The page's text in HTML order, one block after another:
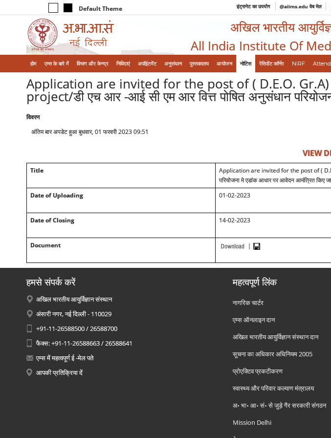
Default Theme इंट्रानेट का उपयोग @aiims.edu वेब मेल
अखिल भारतीय
All India Institute Of
होम एम्‍स के बारे में विभाग और केन्‍द्र निविदाएं अपॉइंटमेंट अनुसंधान पुस्तकालय आयोजन नोटिस रेसिडेंट कॉर्नर NIRF
Application are invited for the post of ( D.E.O.
project/डी एच आर -आई सी एम आर वित्त पोषित अनुसंधान
विवरण
अंतिम बार अपडेट हुआ बुधवार, 01 फरवरी 2023 09:51
VIEW
Title Application are invited for the post of (
परियोजना मे एडांक आधार पर आवेदन आमंत्रित किए
Date of Uploading
01-02-2023
Date of Closing 14-02-2023
Document
हमसे संपर्क करें
अखिल भारतीय आयुर्विज्ञान संस्थान
अंसारी नगर, नई दिल्ली - 110029
+91-11-26588500 / 26588700
फैक्स: +91-11-26588663 / 26588641
एम्स में महत्वपूर्ण ई -मेल पते
आपकी प्रतिक्रिया दें
महत्वपूर्ण लिंक
नागरिक चार्टर
एम्स ऑनलाइन दान
अखिल भारतीय आयुर्विज्ञान संस्थान दान
सूचना का अधिकार अधिनियम 2005
प्रोएक्टिव प्रकटीकरण
स्वास्थ्य और परिवार कल्याण मंत्रालय
अ॰ भा॰ आ॰ सं॰ से जुड़े गैर सरकारी संगठन
Mission Delhi